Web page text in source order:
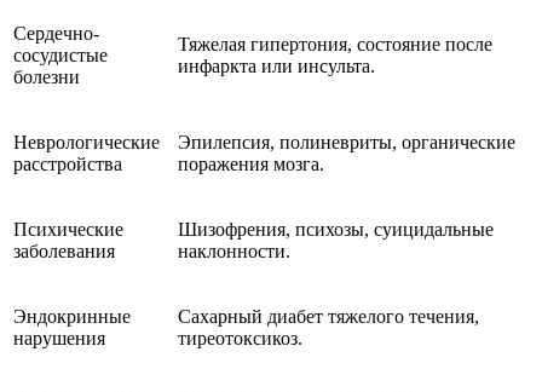
Сердечно-
сосудистые
болезни
Тяжелая гипертония, состояние после
инфаркта или инсульта.
Неврологические
расстройства
Эпилепсия, полиневриты, органические
поражения мозга.
Психические
заболевания
Шизофрения, психозы, суицидальные
наклонности.
Эндокринные
нарушения
Сахарный диабет тяжелого течения,
тиреотоксикоз.